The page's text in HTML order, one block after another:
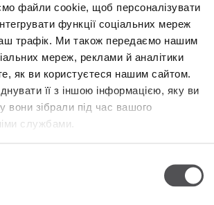
файли cookie, щоб персоналізувати
функції соціальних мереж
трафік. Ми також передаємо нашим
мереж, реклами й аналітики
як ви користуєтеся нашим сайтом.
її з іншою інформацією, яку ви
вони зібрали під час вашого
службами.
09:00 - 21:00
09:00 - 21:00
09:00 - 21:00
09:00 - 21:00
09:00 - 21:00